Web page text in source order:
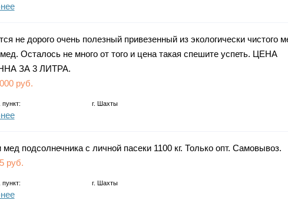
не дорого очень полезный привезенный из экологически чистого
Осталось не много от того и цена такая спешите успеть. ЦЕНА
ЗА 3 ЛИТРА.
руб.
пункт: г. Шахты
подсолнечника с личной пасеки 1100 кг. Только опт. Самовывоз.
руб.
пункт: г. Шахты